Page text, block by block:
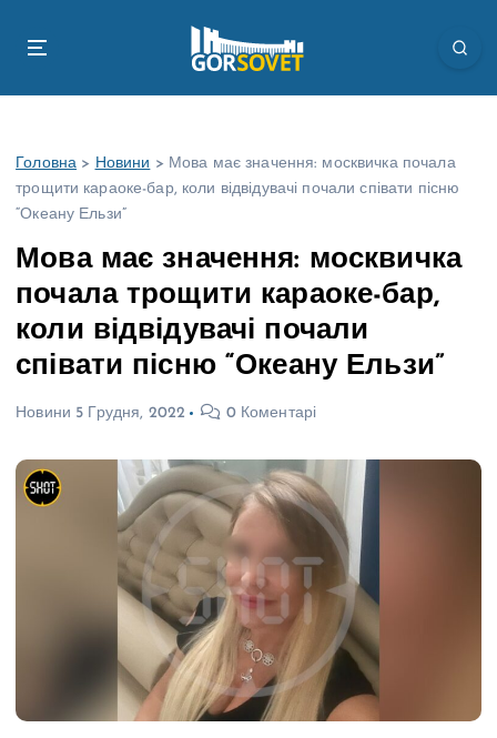
Головна > Новини > Мова має значення: москвичка почала
трощити караоке-бар, коли відвідувачі почали співати пісню
“Океану Ельзи”
Мова має значення: москвичка
почала трощити караоке-бар,
коли відвідувачі почали
співати пісню “Океану Ельзи”
Новини 5 Грудня, 2022 0 Коментарі